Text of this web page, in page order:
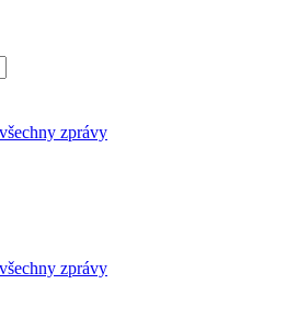
zprávy
zprávy